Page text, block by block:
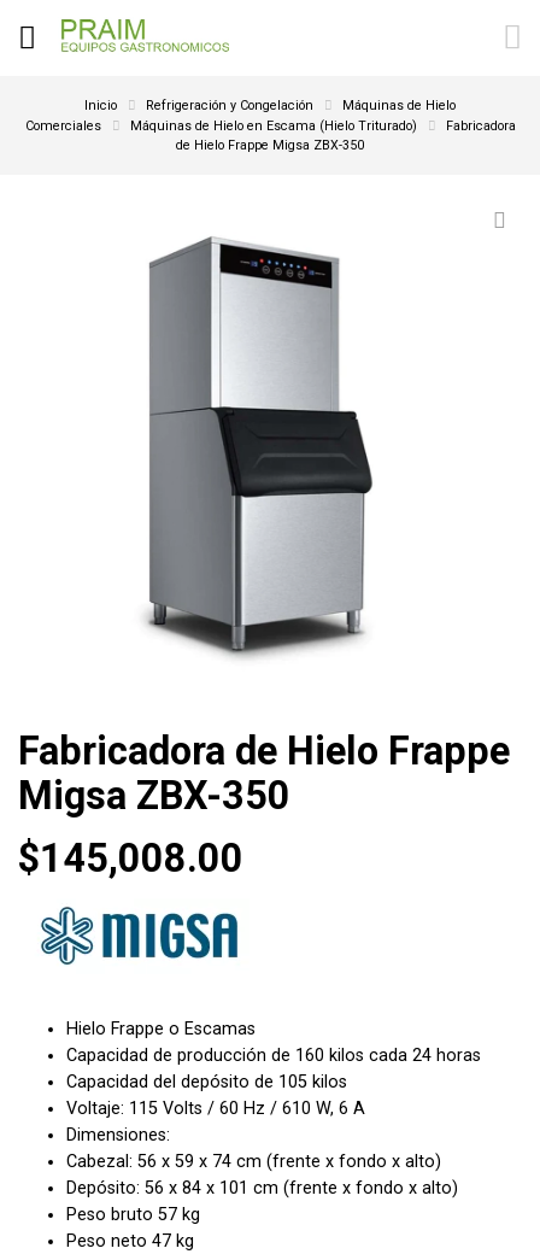
Inicio Refrigeración y Congelación
Máquinas de Hielo
Comerciales
Máquinas de Hielo en Escama (Hielo Triturado)
Fabricadora
de Hielo Frappe Migsa ZBX-350
Fabricadora de Hielo Frappe
Migsa ZBX-350
$145,008.00
Hielo Frappe o Escamas
Capacidad de producción de 160 kilos cada 24 horas
Capacidad del depósito de 105 kilos
Voltaje: 115 Volts / 60 Hz / 610 W, 6 A
Dimensiones:
Cabezal: 56 x 59 x 74 cm (frente x fondo x alto)
Depósito: 56 x 84 x 101 cm (frente x fondo x alto)
Peso bruto 57 kg
Peso neto 47 kg